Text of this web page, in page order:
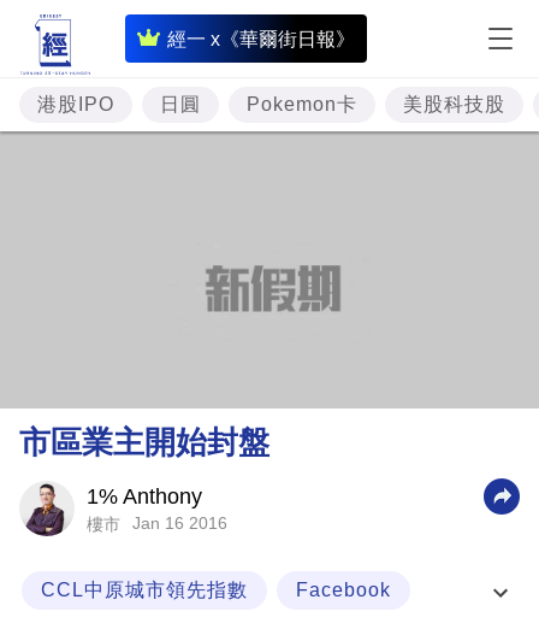
經一 x《華爾街日報》
即
時
財
經
理
財
商
業
技
港股IPO 日圓 Pokemon卡 美股科技股
市區業主開始封盤
1% Anthony
樓市 Jan 16 2016
CCL中原城市領先指數 Facebook